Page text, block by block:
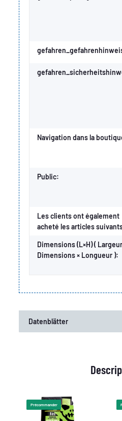
Navigation dans la
Public:
Les clients ont également
acheté les articles
Dimensions (L×H) (
Dimensions × Longueur ):
Datenblätter
Précommander